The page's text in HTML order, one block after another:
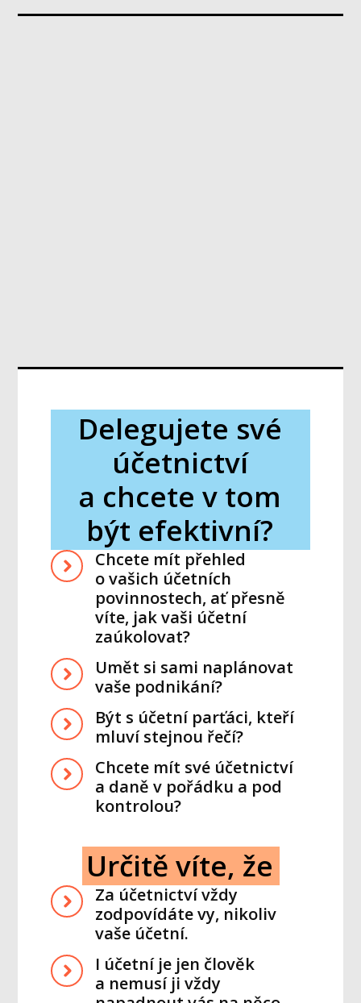
Delegujete své
účetnictví
a chcete v tom
být efektivní?
Chcete mít přehled
o vašich účetních
povinnostech, ať přesně
víte, jak vaši účetní
zaúkolovat?
Umět si sami naplánovat
vaše podnikání?
Být s účetní parťáci, kteří
mluví stejnou řečí?
Chcete mít své účetnictví
a daně v pořádku a pod
kontrolou?
Určitě víte, že
Za účetnictví vždy
zodpovídáte vy, nikoliv
vaše účetní.
I účetní je jen člověk
a nemusí ji vždy